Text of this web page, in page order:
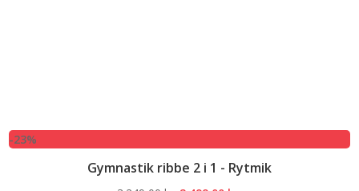
-23%
Gymnastik ribbe 2 i 1 - Rytmik